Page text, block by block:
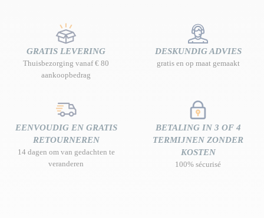
GRATIS LEVERING
Thuisbezorging vanaf € 80
aankoopbedrag
DESKUNDIG ADVIES
gratis en op maat gemaakt
EENVOUDIG EN GRATIS
RETOURNEREN
14 dagen om van gedachten te
veranderen
BETALING IN 3 OF 4
TERMIJNEN ZONDER
KOSTEN
100% sécurisé